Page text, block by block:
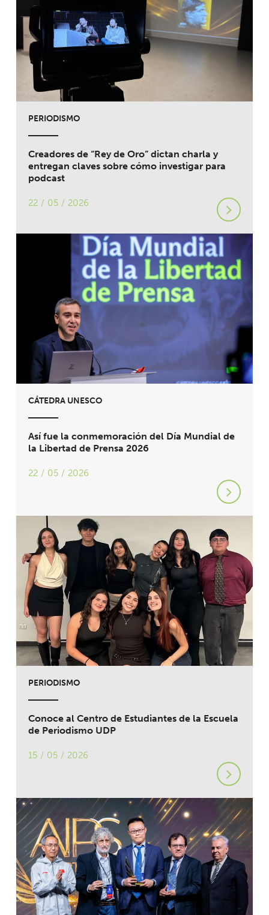
PERIODISMO
Creadores de “Rey de Oro” dictan charla y
entregan claves sobre cómo investigar para
podcast
22 / 05 / 2026
CÁTEDRA UNESCO
Así fue la conmemoración del Día Mundial de
la Libertad de Prensa 2026
22 / 05 / 2026
PERIODISMO
Conoce al Centro de Estudiantes de la Escuela
de Periodismo UDP
15 / 05 / 2026